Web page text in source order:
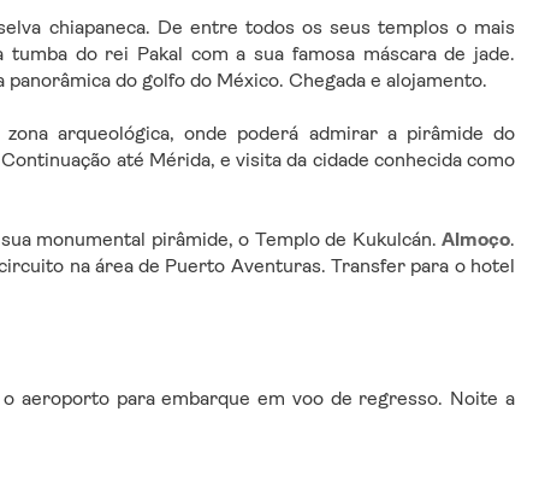
chiapaneca. De entre todos os seus templos o mais
do golfo do México. Chegada e alojamento.
arqueológica, onde poderá admirar a pirâmide do
até Mérida, e visita da cidade conhecida como
monumental pirâmide, o Templo de Kukulcán. Almoço.
na área de Puerto Aventuras. Transfer para o hotel
aeroporto para embarque em voo de regresso. Noite a